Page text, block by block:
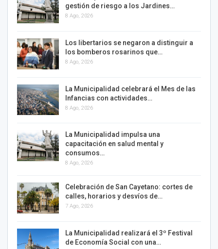
gestión de riesgo a los Jardines…
8 Ago, 2026
Los libertarios se negaron a distinguir a
los bomberos rosarinos que…
8 Ago, 2026
La Municipalidad celebrará el Mes de las
Infancias con actividades…
8 Ago, 2026
La Municipalidad impulsa una
capacitación en salud mental y
consumos…
8 Ago, 2026
Celebración de San Cayetano: cortes de
calles, horarios y desvíos de…
7 Ago, 2026
La Municipalidad realizará el 3º Festival
de Economía Social con una…